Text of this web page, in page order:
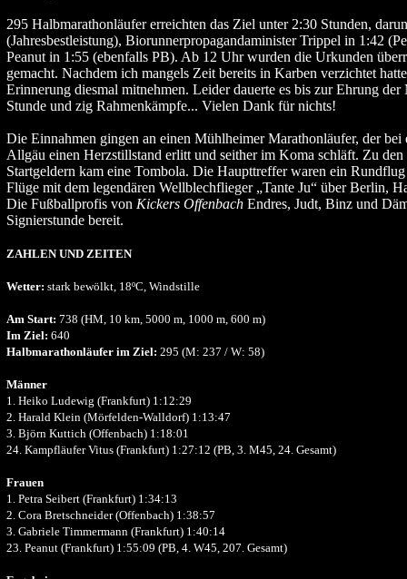
295 Halbmarathonläufer erreichten das Ziel unter 2:30 Stunden,
(Jahresbestleistung), Biorunnerpropagandaminister Trippel in 1:42
Peanut in 1:55 (ebenfalls PB). Ab 12 Uhr wurden die Urkunden
gemacht. Nachdem ich mangels Zeit bereits in Karben verzichtet
Erinnerung diesmal mitnehmen. Leider dauerte es bis zur Ehrung der
Stunde und zig Rahmenkämpfe... Vielen Dank für nichts!
Die Einnahmen gingen an einen Mühlheimer Marathonläufer, der
Allgäu einen Herzstillstand erlitt und seither im Koma schläft. Zu den
Startgeldern kam eine Tombola. Die Haupttreffer waren ein
Flüge mit dem legendären Wellblechflieger „Tante Ju“ über Berlin,
Die Fußballprofis von Kickers Offenbach Endres, Judt, Binz und
Signierstunde bereit.
ZAHLEN UND ZEITEN
Wetter: stark bewölkt, 18ºC, Windstille
Am Start: 738 (HM, 10 km, 5000 m, 1000 m, 600 m)
Im Ziel: 640
Halbmarathonläufer im Ziel: 295 (M: 237 / W: 58)
Männer
1. Heiko Ludewig (Frankfurt) 1:12:29
2. Harald Klein (Mörfelden-Walldorf) 1:13:47
3. Björn Kuttich (Offenbach) 1:18:01
24. Kampfläufer Vitus (Frankfurt) 1:27:12 (PB, 3. M45, 24. Gesamt)
Frauen
1. Petra Seibert (Frankfurt) 1:34:13
2. Cora Bretschneider (Offenbach) 1:38:57
3. Gabriele Timmermann (Frankfurt) 1:40:14
23. Peanut (Frankfurt) 1:55:09 (PB, 4. W45, 207. Gesamt)